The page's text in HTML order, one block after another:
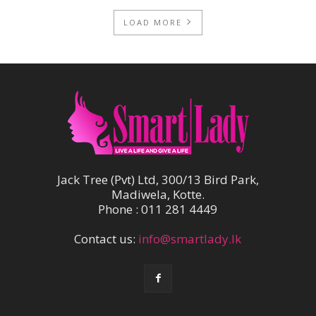
LOAD MORE
Jack Tree (Pvt) Ltd, 300/13 Bird Park,
Madiwela, Kotte.
Phone : 011 281 4449
Contact us: info@smartlady.lk